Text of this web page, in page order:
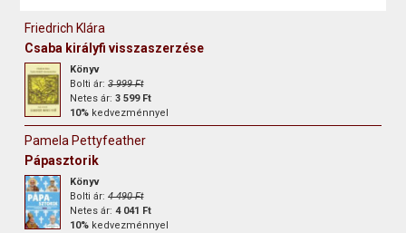
Friedrich Klára
Csaba királyfi visszaszerzése
Könyv
Bolti ár:3 999 Ft
Netes ár:3 599 Ft
10% kedvezménnyel
Pamela Pettyfeather
Pápasztorik
Könyv
Bolti ár:4 490 Ft
Netes ár:4 041 Ft
10% kedvezménnyel